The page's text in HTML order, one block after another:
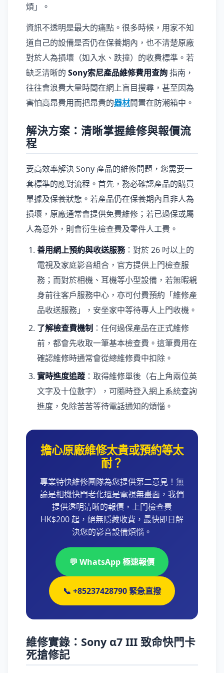
煩」。
資訊不透明是最大的痛點。很多時候，用家不知
道自己的設備是否仍在保養期內，也不清楚原廠
對於人為損壞（如入水、跌撞）的收費標準。若
缺乏清晰的 Sony索尼產品維修費用查詢指南，
往往會浪費大量時間在網上盲目搜尋，甚至因為
害怕高昂費用而把昂貴的器材閒置在防潮箱中。
解決方案：清晰掌握維修與報價流
程
要高效率解決 Sony 產品的維修問題，您需要一
套標準的應對流程。首先，務必確認產品的購買
單據及保養狀態。若產品仍在保養期內且非人為
損壞，原廠通常會提供免費維修；若已過保或屬
人為意外，則會衍生檢查費及零件人工費。
善用網上預約與收送服務：對於 26 吋以上的
電視及家庭影音組合，官方提供上門檢查服
務；而對於相機、耳機等小型設備，若無暇親
身前往客戶服務中心，亦可付費預約「維修產
品收送服務」，安坐家中等待專人上門收機。
了解檢查費機制 ：任何過保產品在正式維修
前，都會先收取一筆基本檢查費。這筆費用在
確認維修時通常會從總維修費中扣除。
實時進度追蹤 ：取得維修單後（右上角兩位英
文字及十位數字），可隨時登入網上系統查詢
進度，免除苦苦等待電話通知的煩惱。
擔心原廠維修太貴或預約等太
耐？
專業特快維修團隊為您提供第二意見！無
論是相機快門老化還是電視無畫面，我們
提供透明清晰的報價，上門檢查費
HK$200 起，絕無隱藏收費，最快即日解
決您的影音設備煩惱。
💬 WhatsApp 極速報價
📞 +85237428790 緊急直撥
維修實錄：Sony α7 III 致命快門卡
死搶修記